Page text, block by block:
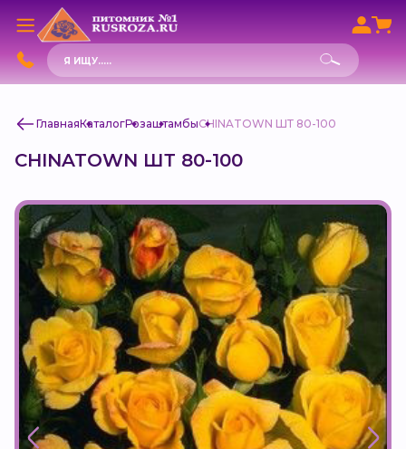
Поиск
товаров
ГлавнаяКаталогРозаштамбыCHINATOWN ШТ 80-100
CHINATOWN ШТ 80-100